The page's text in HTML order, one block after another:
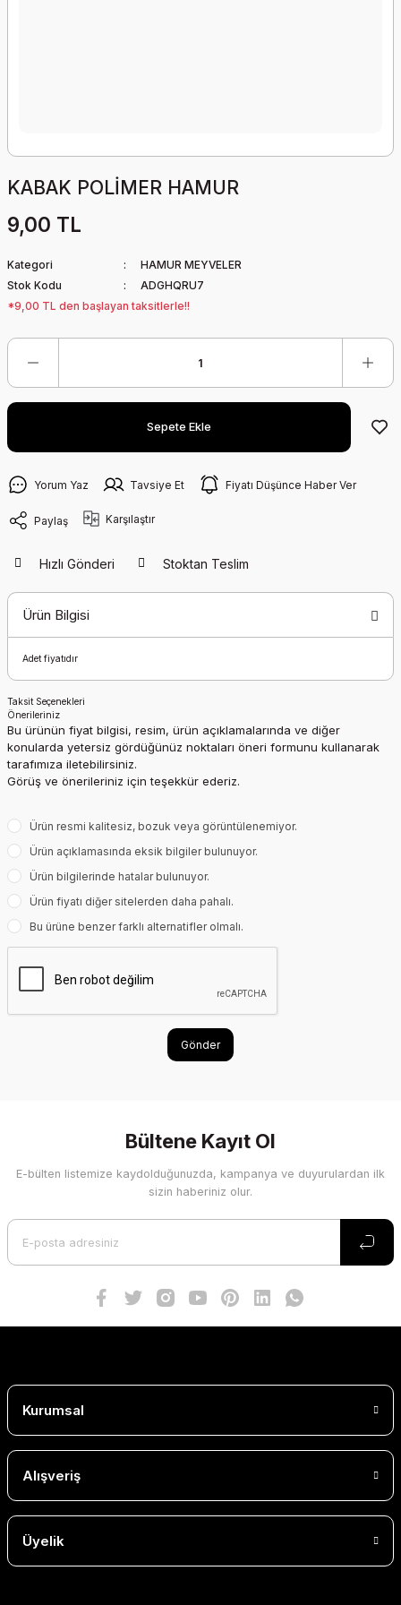
KABAK POLİMER HAMUR
9,00 TL
Kategori
HAMUR MEYVELER
Stok Kodu
ADGHQRU7
*9,00 TL den başlayan taksitlerle!!
Sepete Ekle
Yorum Yaz Tavsiye Et Fiyatı Düşünce Haber Ver
Paylaş Karşılaştır
Hızlı Gönderi Stoktan Teslim
Ürün Bilgisi
Adet fiyatıdır
Taksit Seçenekleri
Önerileriniz
Bu ürünün fiyat bilgisi, resim, ürün açıklamalarında ve diğer
konularda yetersiz gördüğünüz noktaları öneri formunu kullanarak
tarafımıza iletebilirsiniz.
Görüş ve önerileriniz için teşekkür ederiz.
Ürün resmi kalitesiz, bozuk veya görüntülenemiyor.
Ürün açıklamasında eksik bilgiler bulunuyor.
Ürün bilgilerinde hatalar bulunuyor.
Ürün fiyatı diğer sitelerden daha pahalı.
Bu ürüne benzer farklı alternatifler olmalı.
Gönder
Bültene Kayıt Ol
E-bülten listemize kaydolduğunuzda, kampanya ve duyurulardan ilk
sizin haberiniz olur.
Kurumsal
Alışveriş
Üyelik